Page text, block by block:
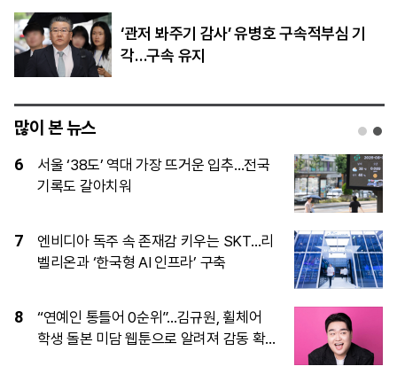
‘관저 봐주기 감사’ 유병호 구속적부심 기
각…구속 유지
많이 본 뉴스
1
서장훈 서초동 빌딩 450억 매물로…26년
만에 16배 시세차익 기대
2
[시승기] 디펜더 110이 증명한 ‘일상형 오
프로더’의 진화
3
“롯데 야구보러 헌혈했는데”…폭취에 대체
혜택 없어 비판일자 재지급 검토